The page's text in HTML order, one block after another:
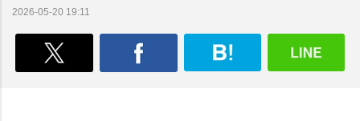
2026-05-20 19:11